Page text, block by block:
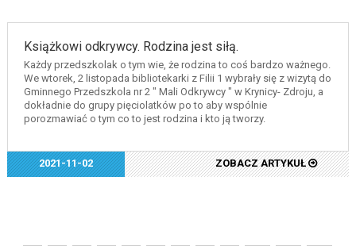
Książkowi odkrywcy. Rodzina jest siłą.
Każdy przedszkolak o tym wie, że rodzina to coś bardzo ważnego.
We wtorek, 2 listopada bibliotekarki z Filii 1 wybrały się z wizytą do
Gminnego Przedszkola nr 2 " Mali Odkrywcy " w Krynicy- Zdroju, a
dokładnie do grupy pięciolatków po to aby wspólnie
porozmawiać o tym co to jest rodzina i kto ją tworzy.
2021-11-02 ZOBACZ ARTYKUŁ